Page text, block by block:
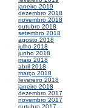
janeiro 2019
dezembro 2018
novembro 2018
outubro 2018
setembro 2018
agosto 2018
julho 2018
junho 2018
maio 2018
abril 2018
março 2018
fevereiro 2018
janeiro 2018
dezembro 2017
novembro 2017